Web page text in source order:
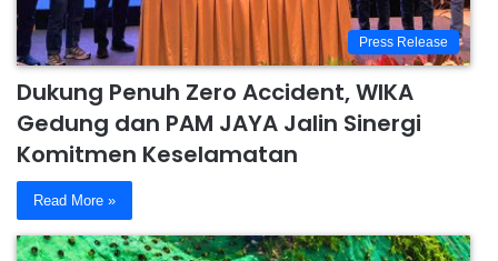
Press Release
Dukung Penuh Zero Accident, WIKA
Gedung dan PAM JAYA Jalin Sinergi
Komitmen Keselamatan
Read More »